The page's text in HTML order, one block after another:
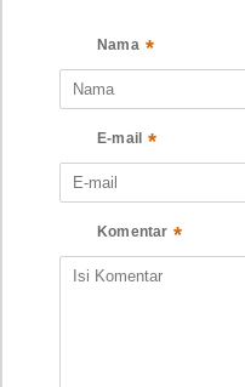
Nama *
E-mail *
Komentar *